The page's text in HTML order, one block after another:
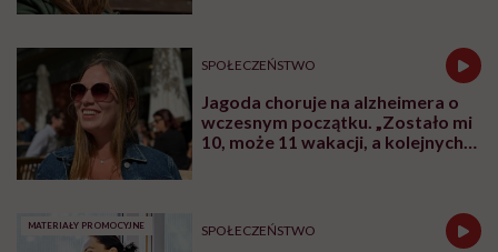
SPOŁECZEŃSTWO
Jagoda choruje na alzheimera o
wczesnym początku. „Zostało mi
10, może 11 wakacji, a kolejnych
MATERIAŁY PROMOCYJNE SPOŁECZEŃSTWO